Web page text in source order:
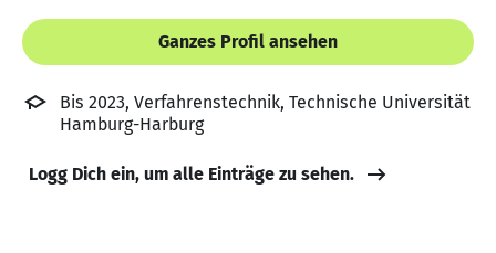
Ganzes Profil ansehen
Bis 2023, Verfahrenstechnik, Technische Universität
Hamburg-Harburg
Logg Dich ein, um alle Einträge zu sehen.